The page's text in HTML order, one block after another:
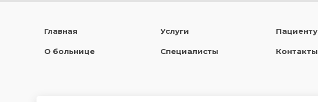
Главная
О больнице
Услуги
Специалисты
Пациенту
Контакты